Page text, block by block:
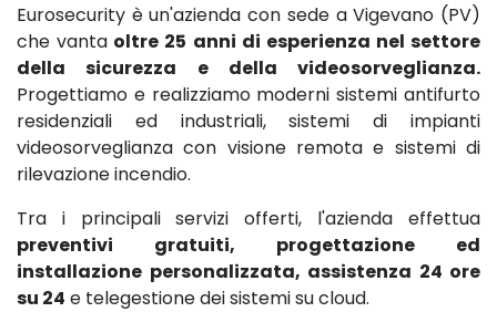
Eurosecurity è un'azienda con sede a Vigevano (PV)
che vanta oltre 25 anni di esperienza nel settore
della sicurezza e della videosorveglianza.
Progettiamo e realizziamo moderni sistemi antifurto
residenziali ed industriali, sistemi di impianti
videosorveglianza con visione remota e sistemi di
rilevazione incendio.
Tra i principali servizi offerti, l'azienda effettua
preventivi gratuiti, progettazione ed
installazione personalizzata, assistenza 24 ore
su 24 e telegestione dei sistemi su cloud.